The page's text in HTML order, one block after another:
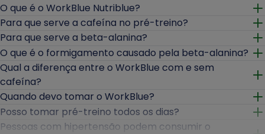
O que é o WorkBlue Nutriblue?
Abrir
Para que serve a cafeína no pré-treino?
Abrir
Para que serve a beta-alanina?
Abrir
O que é o formigamento causado pela beta-alanina?
Abrir
Qual a diferença entre o WorkBlue com e sem
cafeína?
Abrir
Quando devo tomar o WorkBlue?
Abrir
Posso tomar pré-treino todos os dias?
Abrir
Pessoas com hipertensão podem consumir o